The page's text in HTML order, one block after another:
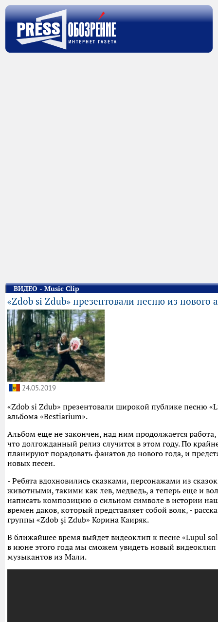
ВИДЕО - Music Clip
«Zdob si Zdub» презентовали песню из нового
24.05.2019
«Zdob si Zdub» презентовали широкой публике песню
альбома «Bestiarium».
Альбом еще не закончен, над ним продолжается
что долгожданный релиз случится в этом году. По
планируют порадовать фанатов до нового года, и
новых песен.
- Ребята вдохновились сказками, персонажами из
животными, такими как лев, медведь, а теперь еще и
написать композицию о сильном символе в истории
времен даков, который представляет собой волк, -
группы «Zdob şi Zdub» Корина Каиряк.
В ближайшее время выйдет видеоклип к песне «Lupul
в июне этого года мы сможем увидеть новый видеоклип
музыкантов из Мали.